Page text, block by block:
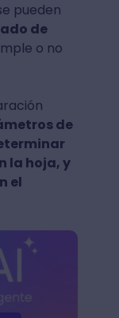
pueden
de
o no
de
la hoja, y
el